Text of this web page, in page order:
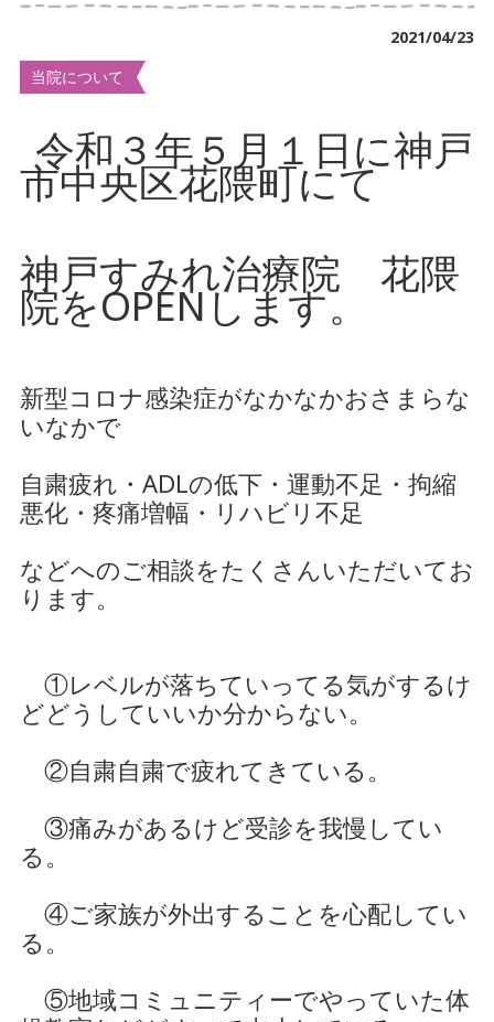
鍼灸について
マッサージ・リハビリについて
訪問看護について
手足のしびれでお悩み
首・肩こりでお悩み
腰痛でお悩み
体に痛みでお悩み
不定愁訴
2021/04/23
当院について
令和３年５月１日に神戸
市中央区花隈町にて
神戸すみれ治療院 花隈
院をOPENします。
新型コロナ感染症がなかなかおさまらな
いなかで
自粛疲れ・ ADLの低下・運動不足・拘縮
悪化・疼痛増幅・リハビリ不足
などへのご相談をたくさんいただいてお
ります。
①レベルが落ちていってる気がするけ
どどうしていいか分からない。
②自粛自粛で疲れてきている。
③痛みがあるけど受診を我慢してい
る。
④ご家族が外出することを心配してい
る。
⑤地域コミュニティーでやっていた体